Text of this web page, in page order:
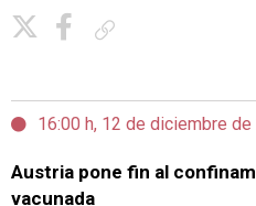
16:00 h, 12 de diciembre de
Austria pone fin al
vacunada